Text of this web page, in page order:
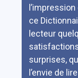
l’impression
ce
lecteur
surprises,
l’envie de